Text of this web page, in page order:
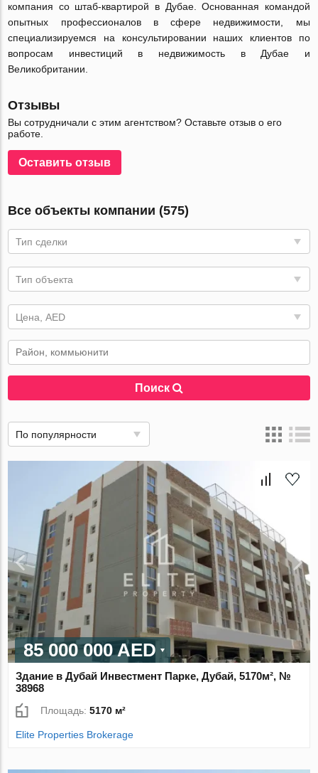
компания со штаб-квартирой в Дубае. Основанная командой
опытных профессионалов в сфере недвижимости, мы
специализируемся на консультировании наших клиентов по
вопросам инвестиций в недвижимость в Дубае и
Великобритании.
Отзывы
Вы сотрудничали с этим агентством? Оставьте отзыв о его
работе.
Оставить отзыв
Все объекты компании (575)
Тип сделки
Тип объекта
Цена, AED
Поиск
По популярности
85 000 000 AED
Здание в Дубай Инвестмент Парке, Дубай, 5170м², №
38968
Площадь:5170 м²
Elite Properties Brokerage